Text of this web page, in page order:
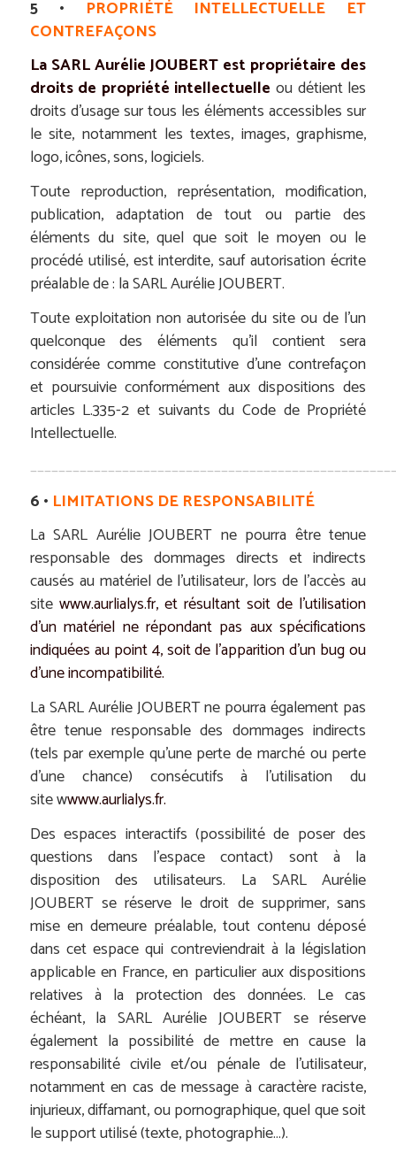
5 • PROPRIÉTÉ INTELLECTUELLE ET
CONTREFAÇONS
La SARL Aurélie JOUBERT est propriétaire des
droits de propriété intellectuelle ou détient les
droits d’usage sur tous les éléments accessibles sur
le site, notamment les textes, images, graphisme,
logo, icônes, sons, logiciels.
Toute reproduction, représentation, modification,
publication, adaptation de tout ou partie des
éléments du site, quel que soit le moyen ou le
procédé utilisé, est interdite, sauf autorisation écrite
préalable de : la SARL Aurélie JOUBERT.
Toute exploitation non autorisée du site ou de l’un
quelconque des éléments qu’il contient sera
considérée comme constitutive d’une contrefaçon
et poursuivie conformément aux dispositions des
articles L.335-2 et suivants du Code de Propriété
Intellectuelle.
6 • LIMITATIONS DE RESPONSABILITÉ
La SARL Aurélie JOUBERT ne pourra être tenue
responsable des dommages directs et indirects
causés au matériel de l’utilisateur, lors de l’accès au
site www.aurlialys.fr, et résultant soit de l’utilisation
d’un matériel ne répondant pas aux spécifications
indiquées au point 4, soit de l’apparition d’un bug ou
d’une incompatibilité.
La SARL Aurélie JOUBERT ne pourra également pas
être tenue responsable des dommages indirects
(tels par exemple qu’une perte de marché ou perte
d’une chance) consécutifs à l’utilisation du
sitewwww.aurlialys.fr.
Des espaces interactifs (possibilité de poser des
questions dans l’espace contact) sont à la
disposition des utilisateurs. La SARL Aurélie
JOUBERT se réserve le droit de supprimer, sans
mise en demeure préalable, tout contenu déposé
dans cet espace qui contreviendrait à la législation
applicable en France, en particulier aux dispositions
relatives à la protection des données. Le cas
échéant, la SARL Aurélie JOUBERT se réserve
également la possibilité de mettre en cause la
responsabilité civile et/ou pénale de l’utilisateur,
notamment en cas de message à caractère raciste,
injurieux, diffamant, ou pornographique, quel que soit
le support utilisé (texte, photographie…).